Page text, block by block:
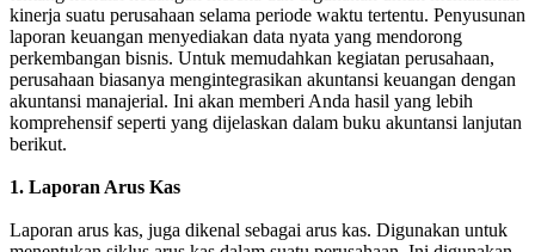
kinerja suatu perusahaan selama periode waktu tertentu. Penyusunan
laporan keuangan menyediakan data nyata yang mendorong
perkembangan bisnis. Untuk memudahkan kegiatan perusahaan,
perusahaan biasanya mengintegrasikan akuntansi keuangan dengan
akuntansi manajerial. Ini akan memberi Anda hasil yang lebih
komprehensif seperti yang dijelaskan dalam buku akuntansi lanjutan
berikut.
1. Laporan Arus Kas
Laporan arus kas, juga dikenal sebagai arus kas. Digunakan untuk